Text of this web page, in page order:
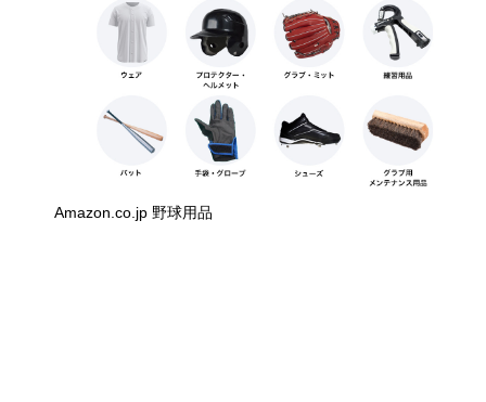
Amazon.co.jp 野球用品